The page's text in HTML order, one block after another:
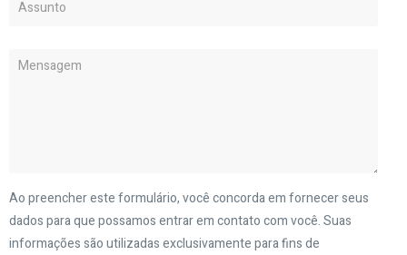
Ao preencher este formulário, você concorda em fornecer seus
dados para que possamos entrar em contato com você. Suas
informações são utilizadas exclusivamente para fins de